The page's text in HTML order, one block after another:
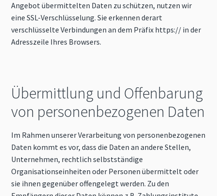
Angebot übermittelten Daten zu schützen, nutzen wir
eine SSL-Verschlüsselung. Sie erkennen derart
verschlüsselte Verbindungen an dem Präfix https:// in der
Adresszeile Ihres Browsers.
Übermittlung und Offenbarung
von personenbezogenen Daten
Im Rahmen unserer Verarbeitung von personenbezogenen
Daten kommt es vor, dass die Daten an andere Stellen,
Unternehmen, rechtlich selbstständige
Organisationseinheiten oder Personen übermittelt oder
sie ihnen gegenüber offengelegt werden. Zu den